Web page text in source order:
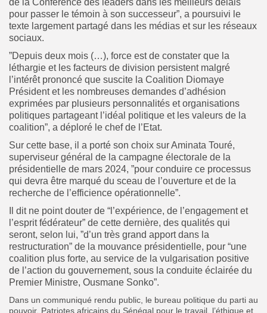
pour passer le témoin à son successeur”, a poursuivi le
texte largement partagé dans les médias et sur les réseaux
sociaux.
”Depuis deux mois (…), force est de constater que la
léthargie et les facteurs de division persistent malgré
l’intérêt prononcé que suscite la Coalition Diomaye
Président et les nombreuses demandes d’adhésion
exprimées par plusieurs personnalités et organisations
politiques partageant l’idéal politique et les valeurs de la
coalition”, a déploré le chef de l’Etat.
Sur cette base, il a porté son choix sur Aminata Touré,
superviseur général de la campagne électorale de la
présidentielle de mars 2024, ”pour conduire ce processus
qui devra être marqué du sceau de l’ouverture et de la
recherche de l’efficience opérationnelle”.
Il dit ne point douter de “l’expérience, de l’engagement et
l’esprit fédérateur” de cette dernière, des qualités qui
seront, selon lui, ”d’un très grand apport dans la
restructuration” de la mouvance présidentielle, pour “une
coalition plus forte, au service de la vulgarisation positive
de l’action du gouvernement, sous la conduite éclairée du
Premier Ministre, Ousmane Sonko”.
Dans un communiqué rendu public, le bureau politique du parti au
pouvoir, Patriotes africains du Sénégal pour le travail, l’éthique et